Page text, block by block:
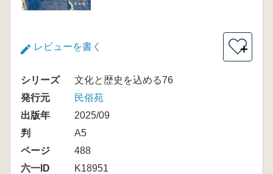
レビューを書く ＋
シリーズ
文化と歴史を込める76
発行元
民俗苑
出版年
2025/09
判
A5
ページ
488
六一ID
K18951